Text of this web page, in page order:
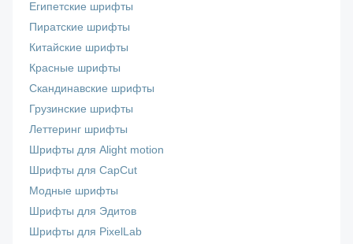
Египетские шрифты
Пиратские шрифты
Китайские шрифты
Красные шрифты
Скандинавские шрифты
Грузинские шрифты
Леттеринг шрифты
Шрифты для Alight motion
Шрифты для CapCut
Модные шрифты
Шрифты для Эдитов
Шрифты для PixelLab